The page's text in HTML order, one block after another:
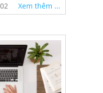
Xem thêm ...